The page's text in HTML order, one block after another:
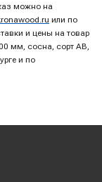
можно на
или по
и цены на товар
мм, сосна, сорт AB,
и по